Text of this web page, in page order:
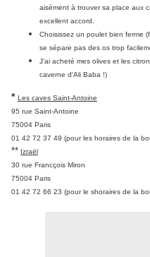
aisément à trouver sa place aux
excellent accord.
Choisissez un poulet bien ferme
se sépare pas des os trop
J'ai acheté mes olives et les
caverne d'Ali Baba !)
* Les caves Saint-Antoine
95 rue Saint-Antoine
75004 Paris
01 42 72 37 49 (pour les horaires de la
** Izraël
30 rue Francçois Miron
75004 Paris
01 42 72 66 23 (pour le shoraires de la